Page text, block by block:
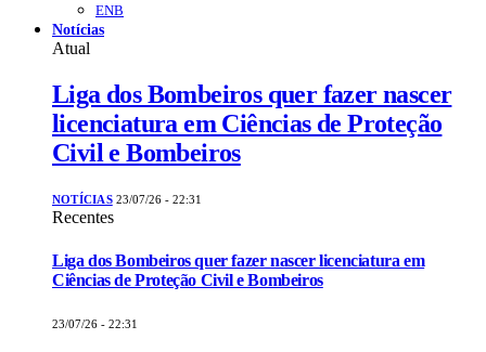
ENB
Notícias
Atual
Liga dos Bombeiros quer fazer nascer
licenciatura em Ciências de Proteção
Civil e Bombeiros
NOTÍCIAS 23/07/26 - 22:31
Recentes
Liga dos Bombeiros quer fazer nascer licenciatura em
Ciências de Proteção Civil e Bombeiros
23/07/26 - 22:31